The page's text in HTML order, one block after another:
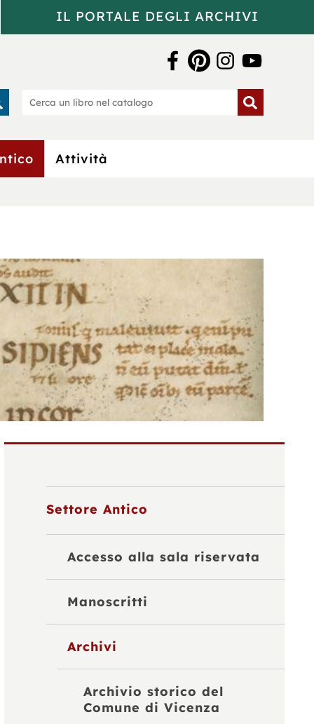
IL PORTALE DEGLI ARCHIVI
Bertoliana
Cerca
un
Attività
Settore Antico
Accesso alla sala riservata
Manoscritti
Archivi
Archivio storico del
Comune di Vicenza